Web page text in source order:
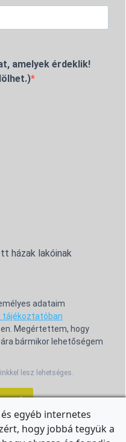
amelyek érdeklik!
házak lakóinak
adataim
tájékoztatóban
Megértettem, hogy
bármikor lehetőségem
lesz lehetséges.
egyéb internetes
hogy jobbá tegyük a